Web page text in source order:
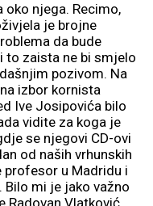
oko njega. Recimo,
je brojne
da bude
to zaista ne bi smjelo
pozivom. Na
izbor kornista
Ive Josipovića bilo
vidite za koga je
se njegovi CD-ovi
od naših vrhunskih
profesor u Madridu i
mi je jako važno
Radovan Vlatković